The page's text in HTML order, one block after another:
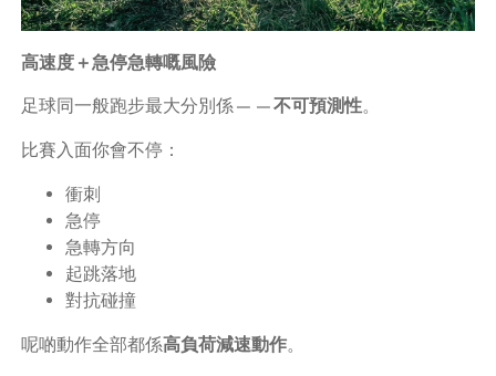
高速度＋急停急轉嘅風險
足球同一般跑步最大分別係——不可預測性。
比賽入面你會不停：
衝刺
急停
急轉方向
起跳落地
對抗碰撞
呢啲動作全部都係高負荷減速動作。